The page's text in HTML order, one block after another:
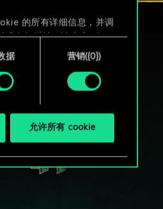
的所有详细信息，并调
准备好继续，请点击"确
据 营销({0})
允许所有 cookie